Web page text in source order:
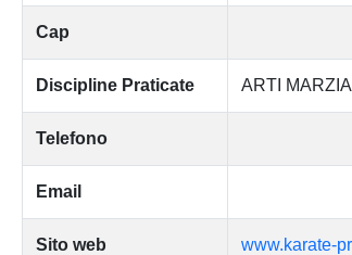
Cap
Discipline Praticate ARTI
Telefono
Email
Sito web www.karate-